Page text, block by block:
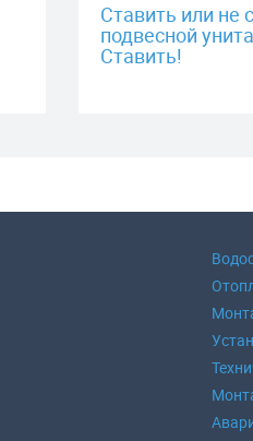
Ставить или не
подвесной
Ставить!